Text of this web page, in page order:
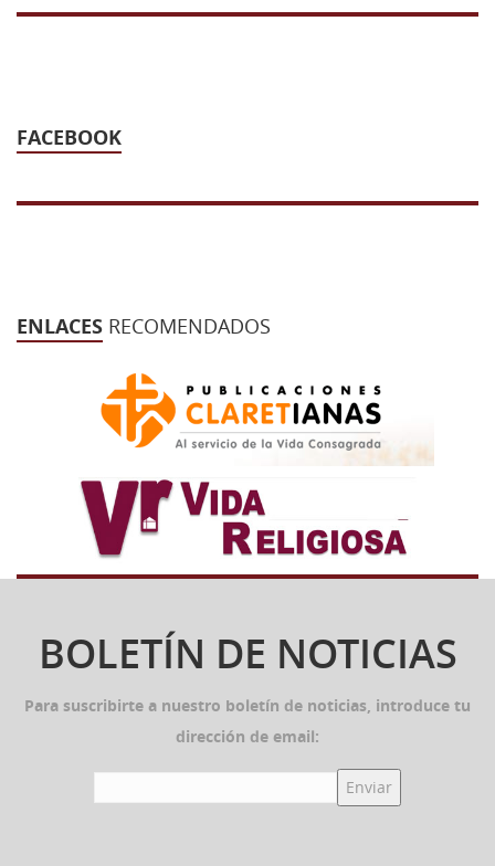
40 Semana (2011)
39 Semana (2010)
FACEBOOK
ENLACES RECOMENDADOS
BOLETÍN DE NOTICIAS
Para suscribirte a nuestro boletín de noticias, introduce tu
dirección de email: